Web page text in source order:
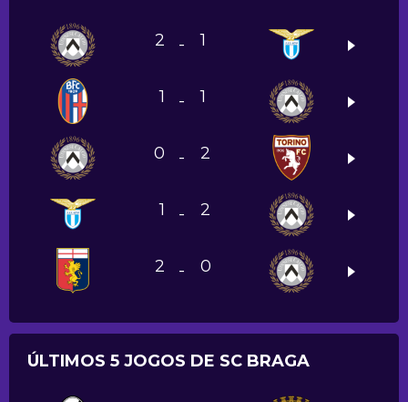
2 - 1
1 - 1
0 - 2
1 - 2
2 - 0
ÚLTIMOS 5 JOGOS DE SC BRAGA